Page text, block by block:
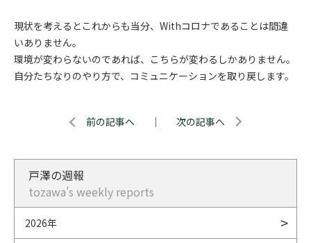
現状を考えるとこれからも当分、Withコロナであることは間違
いありません。
環境が変わらないのであれば、こちらが変わるしかありません。
自分たちなりのやり方で、コミュニケーションを取り戻します。
前の記事へ ｜ 次の記事へ
戸澤の週報
tozawa's weekly reports
2026年